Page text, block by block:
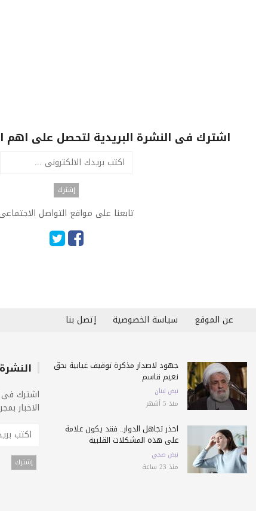
اشترك فى النشرة البريدية لتحصل على اهم
تابعنا على مواقع التواصل
عن الموقع سياسة الخصوصية إتصل بنا
جهود لاصدار مذكرة توقيف غيابية بحقّ
نعيم قاسم
نبض لبنان
منذ 5 أشهر
احذر تجاهل الدوار.. فقد يكون علامة
على هذه المشكلات القلبية
نبض صحي
منذ 23 ساعة
اشترك فى
الاخبار